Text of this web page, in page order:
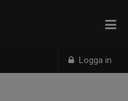
Logga in